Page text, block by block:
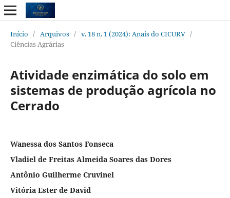
Início / Arquivos / v. 18 n. 1 (2024): Anais do CICURV /
Ciências Agrárias
Atividade enzimática do solo em
sistemas de produção agrícola no
Cerrado
Wanessa dos Santos Fonseca
Vladiel de Freitas Almeida Soares das Dores
Antônio Guilherme Cruvinel
Vitória Ester de David